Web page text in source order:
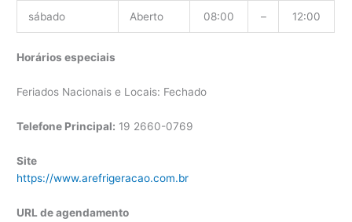
sábado Aberto 08:00 – 12:00
Horários especiais
Feriados Nacionais e Locais: Fechado
Telefone Principal: 19 2660-0769
Site
https://www.arefrigeracao.com.br
URL de agendamento